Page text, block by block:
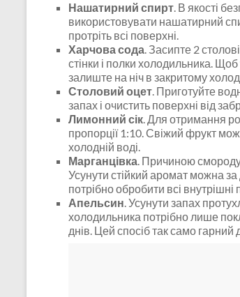
Нашатирний спирт. В якості
використовувати нашатирний
протріть всі поверхні.
Харчова сода. Засипте 2
стінки і полки холодильника.
залиште на ніч в закритому
Столовий оцет. Приготуйте
запах і очистить поверхні від
Лимонний сік. Для отримання
пропорції 1:10. Свіжий фрукт
холодній воді.
Марганцівка. Причиною
Усунути стійкий аромат можна
потрібно обробити всі внутрішні
Апельсин. Усунути запах
холодильника потрібно лише
днів. Цей спосіб так само гарний